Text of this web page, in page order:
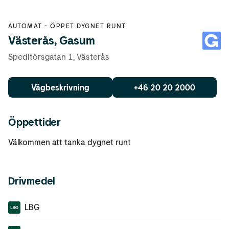
AUTOMAT -ÖPPET DYGNET RUNT
Västerås, Gasum
Speditörsgatan 1, Västerås
Vägbeskrivning +46 20 20 2000
Öppettider
Välkommen att tanka dygnet runt
Drivmedel
LBG